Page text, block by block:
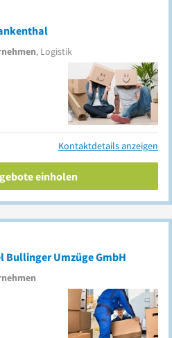
, Logistik
Kontaktdetails anzeigen
einholen
Bullinger Umzüge GmbH